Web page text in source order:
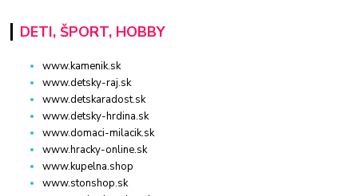
DETI, ŠPORT, HOBBY
www.kamenik.sk
www.detsky-raj.sk
www.detskaradost.sk
www.detsky-hrdina.sk
www.domaci-milacik.sk
www.hracky-online.sk
www.kupelna.shop
www.stonshop.sk